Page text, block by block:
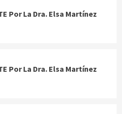
Por La Dra. Elsa Martínez
Por La Dra. Elsa Martínez